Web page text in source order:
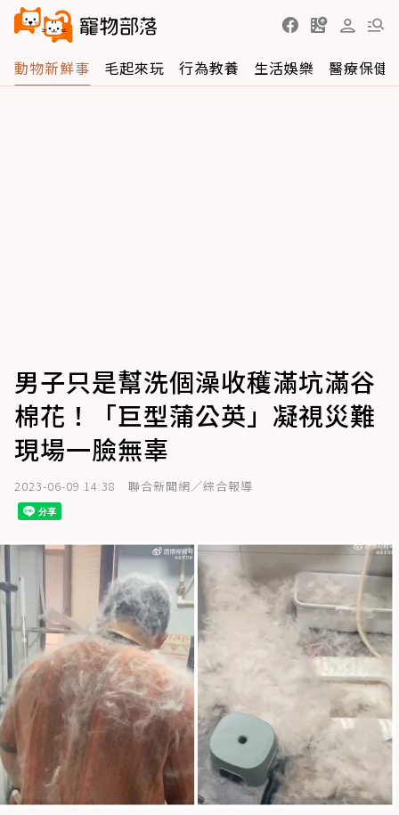
動物新鮮事 毛起來玩 行為教養 生活娛樂 醫療保健
男子只是幫洗個澡收穫滿坑滿谷
棉花！「巨型蒲公英」凝視災難
現場一臉無辜
2023-06-09 14:38 聯合新聞網／綜合報導